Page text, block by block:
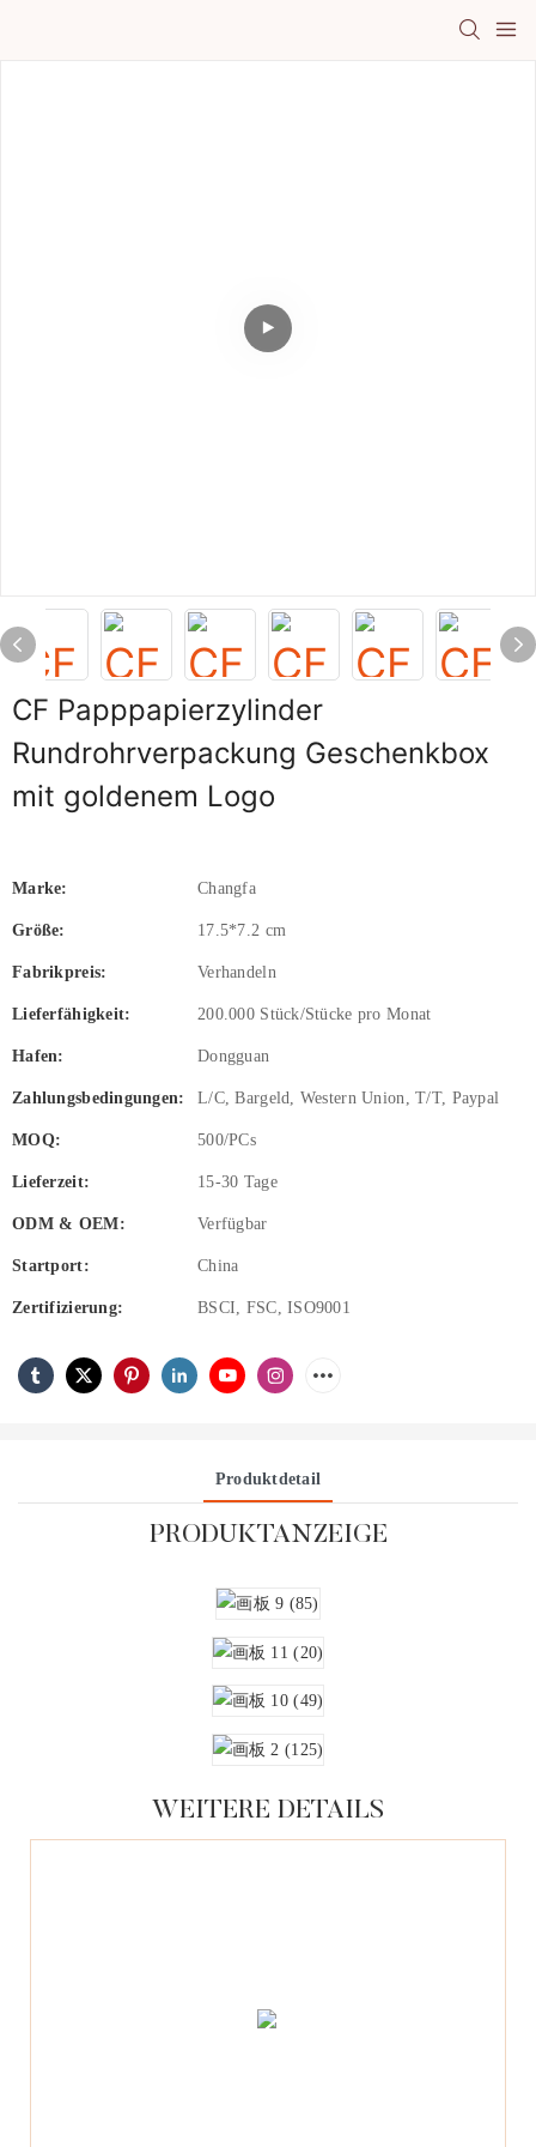
CF Papppapierzylinder
Rundrohrverpackung Geschenkbox
mit goldenem Logo
Marke: Changfa
Größe: 17.5*7.2 cm
Fabrikpreis: Verhandeln
Lieferfähigkeit: 200.000 Stück/Stücke pro Monat
Hafen: Dongguan
Zahlungsbedingungen: L/C, Bargeld, Western Union, T/T, Paypal
MOQ: 500/PCs
Lieferzeit: 15-30 Tage
ODM & OEM: Verfügbar
Startport: China
Zertifizierung: BSCI, FSC, ISO9001
Produktdetail
PRODUKTANZEIGE
WEITERE DETAILS